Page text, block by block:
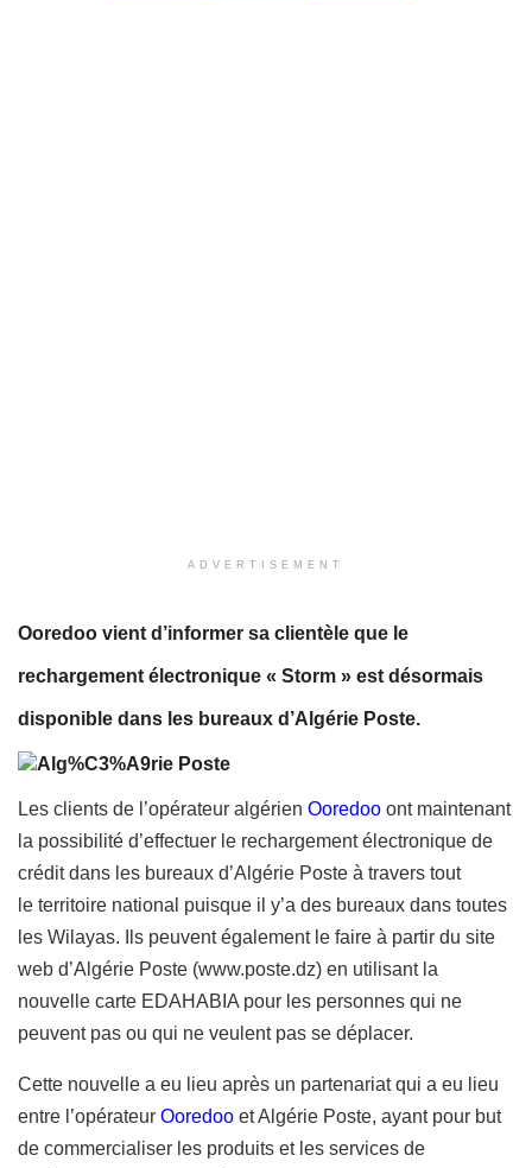
ADVERTISEMENT
Ooredoo vient d’informer sa clientèle que le
rechargement électronique « Storm » est désormais
disponible dans les bureaux d’Algérie Poste.
Les clients de l’opérateur algérien Ooredoo ont maintenant
la possibilité d’effectuer le rechargement électronique de
crédit dans les bureaux d’Algérie Poste à travers tout
le territoire national puisque il y’a des bureaux dans toutes
les Wilayas. Ils peuvent également le faire à partir du site
web d’Algérie Poste (www.poste.dz) en utilisant la
nouvelle carte EDAHABIA pour les personnes qui ne
peuvent pas ou qui ne veulent pas se déplacer.
Cette nouvelle a eu lieu après un partenariat qui a eu lieu
entre l’opérateur Ooredoo et Algérie Poste, ayant pour but
de commercialiser les produits et les services de